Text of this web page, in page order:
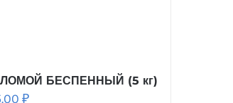
БЕСПЕННЫЙ (5 кг)
₽